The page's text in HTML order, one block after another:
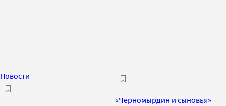
Новости
«Черномырдин и сыновья»